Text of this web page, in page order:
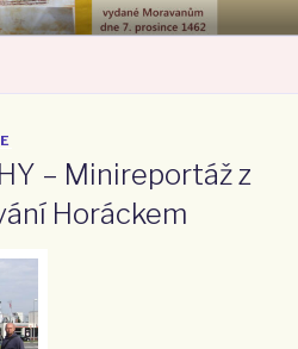
OBEC –
– Minireportáž z
Horáckem